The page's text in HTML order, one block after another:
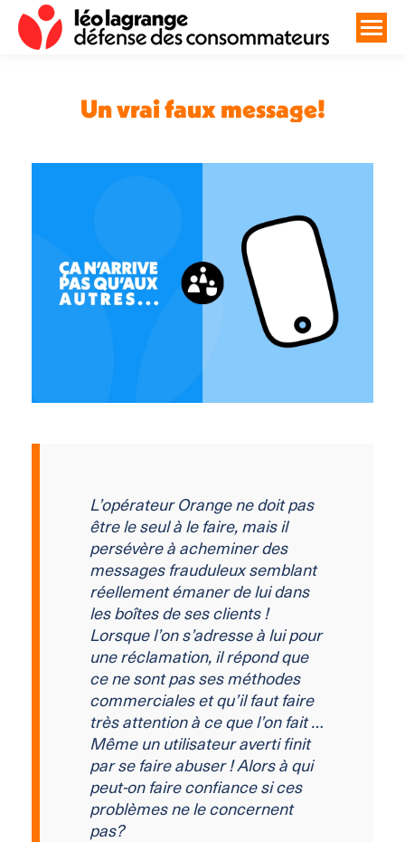
Un vrai faux message!
L’opérateur Orange ne doit pas
être le seul à le faire, mais il
persévère à acheminer des
messages frauduleux semblant
réellement émaner de lui dans
les boîtes de ses clients !
Lorsque l’on s’adresse à lui pour
une réclamation, il répond que
ce ne sont pas ses méthodes
commerciales et qu’il faut faire
très attention à ce que l’on fait …
Même un utilisateur averti finit
par se faire abuser ! Alors à qui
peut-on faire confiance si ces
problèmes ne le concernent
pas?